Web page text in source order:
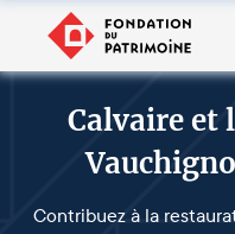
Calvaire et
Contribuez à la